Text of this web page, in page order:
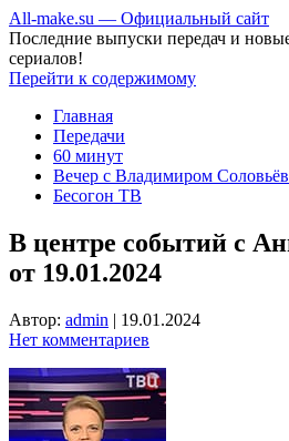
All-make.su — Официальный сайт
Последние выпуски передач и
сериалов!
Перейти к содержимому
Главная
Передачи
60 минут
Вечер с Владимиром
Бесогон ТВ
В центре событий с
от 19.01.2024
Автор: admin | 19.01.2024
Нет комментариев